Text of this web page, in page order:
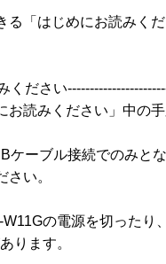
「はじめにお読みく
ください
読みください」中の
ーブル接続でのみと
い。
の電源を切ったり
ります。